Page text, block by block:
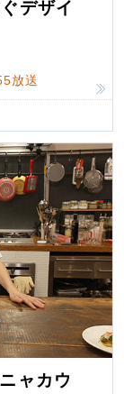
デザイ
放送
ャカウ